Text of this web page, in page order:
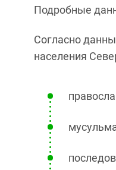
Подробные
Согласно
населения